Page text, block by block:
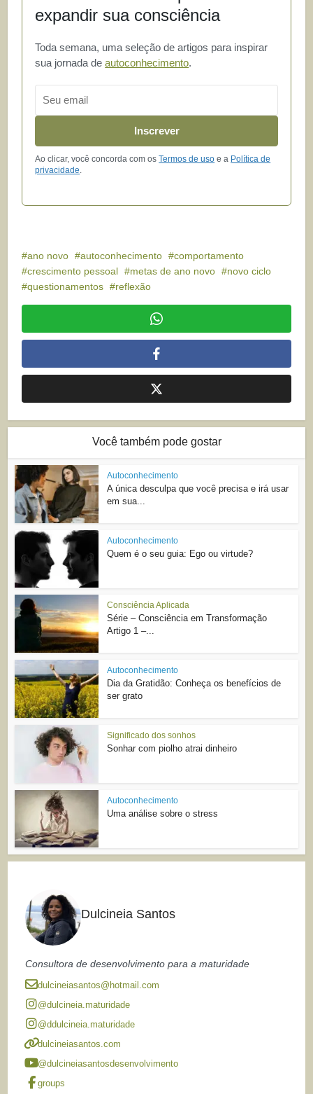
expandir sua consciência
Toda semana, uma seleção de artigos para inspirar
sua jornada deautoconhecimento.
Inscrever
Ao clicar, você concorda com osTermos de uso e a Política de
privacidade.
ano novo autoconhecimento
comportamento
crescimento pessoal
metas de ano novo
novo ciclo
questionamentos
reflexão
Você também pode gostar
Autoconhecimento
A única desculpa que você precisa e irá usar
em sua...
Autoconhecimento
Quem é o seu guia: Ego ou virtude?
Consciência Aplicada
Série – Consciência em Transformação
Artigo 1 –...
Autoconhecimento
Dia da Gratidão: Conheça os benefícios de
ser grato
Significado dos sonhos
Sonhar com piolho atrai dinheiro
Autoconhecimento
Uma análise sobre o stress
Dulcineia Santos
Consultora de desenvolvimento para a maturidade
dulcineiasantos@hotmail.com
@dulcineia.maturidade
@ddulcineia.maturidade
dulcineiasantos.com
@dulcineiasantosdesenvolvimento
groups